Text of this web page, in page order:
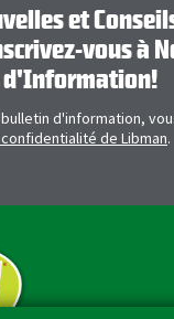
et
vous à
d'Information!
d'information,
de Libman.